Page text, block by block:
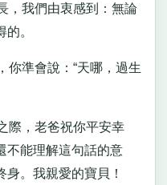
我們由衷感到：無論
。
準會說：“天哪，過生
，老爸祝你平安幸
不能理解這句話的意
。我親愛的寶貝！